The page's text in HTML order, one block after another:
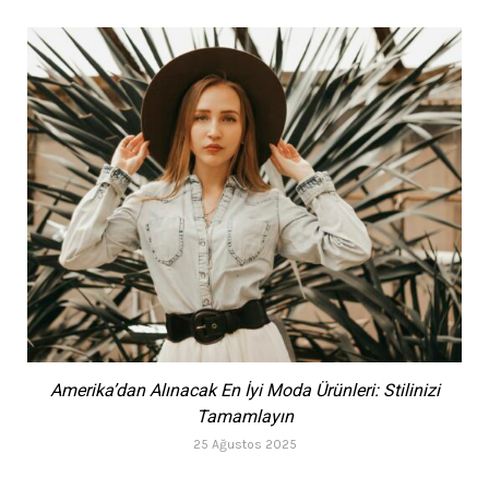
Amerika’dan Alınacak En İyi Moda Ürünleri: Stilinizi
Tamamlayın
25 Ağustos 2025